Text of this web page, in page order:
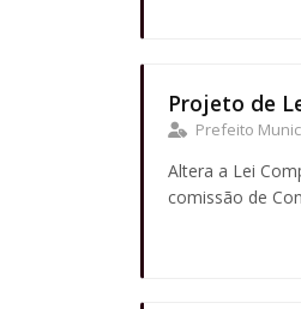
Projeto de
Prefeito
Altera a Lei
comissão de